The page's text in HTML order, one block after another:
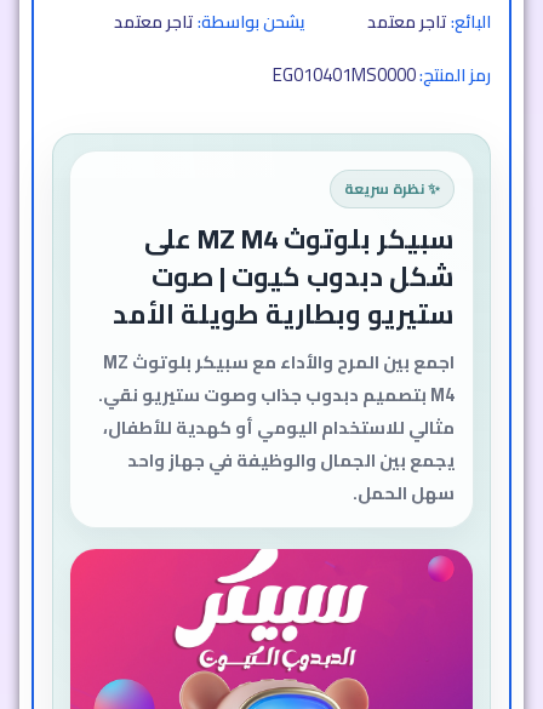
البائع:تاجر معتمد يشحن بواسطة:تاجر معتمد
رمز المنتج:EG010401MS0000
✨ نظرة سريعة
سبيكر بلوتوث MZ M4 على
شكل دبدوب كيوت | صوت
ستيريو وبطارية طويلة الأمد
اجمع بين المرح والأداء مع سبيكر بلوتوث MZ
M4 بتصميم دبدوب جذاب وصوت ستيريو نقي.
مثالي للاستخدام اليومي أو كهدية للأطفال،
يجمع بين الجمال والوظيفة في جهاز واحد
سهل الحمل.